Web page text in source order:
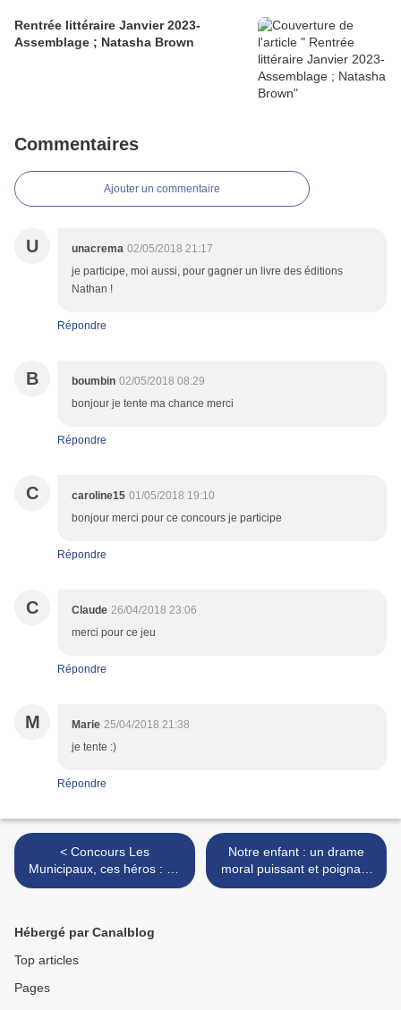
Rentrée littéraire Janvier 2023-
Assemblage ; Natasha Brown
Commentaires
Ajouter un commentaire
U unacrema 02/05/2018 21:17
je participe, moi aussi, pour gagner un livre des éditions
Nathan !
Répondre
B boumbin 02/05/2018 08:29
bonjour je tente ma chance merci
Répondre
C caroline15 01/05/2018 19:10
bonjour merci pour ce concours je participe
Répondre
C Claude 26/04/2018 23:06
merci pour ce jeu
Répondre
M Marie 25/04/2018 21:38
je tente :)
Répondre
< Concours Les
Municipaux, ces héros : 10
places à gagner pour voir la
Notre enfant : un drame
moral puissant et poignant
sur la maternité >
Hébergé par Canalblog
Top articles
Pages